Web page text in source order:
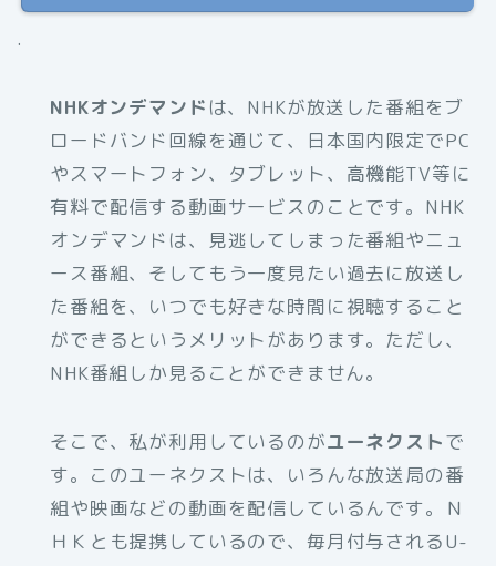
.
NHKオンデマンド は、NHKが放送した番組をブ
ロードバンド回線を通じて、日本国内限定でPC
やスマートフォン、タブレット、高機能TV等に
有料で配信する動画サービスのことです。NHK
オンデマンドは、見逃してしまった番組やニュ
ース番組、そしてもう一度見たい過去に放送し
た番組を、いつでも好きな時間に視聴すること
ができるというメリットがあります。ただし、
NHK番組しか見ることができません。
そこで、私が利用しているのがユーネクストで
す。このユーネクストは、いろんな放送局の番
組や映画などの動画を配信しているんです。Ｎ
ＨＫとも提携しているので、毎月付与されるU-